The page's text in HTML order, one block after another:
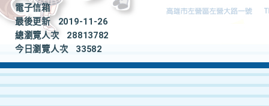
電子信箱
最後更新
2019-11-26
總瀏覽人次
28813782
今日瀏覽人次
33582